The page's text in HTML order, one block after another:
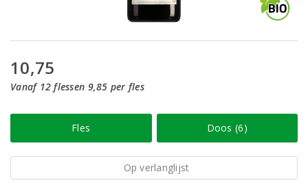
10,75
Vanaf 12 flessen 9,85 per fles
Fles Doos (6)
Op verlanglijst